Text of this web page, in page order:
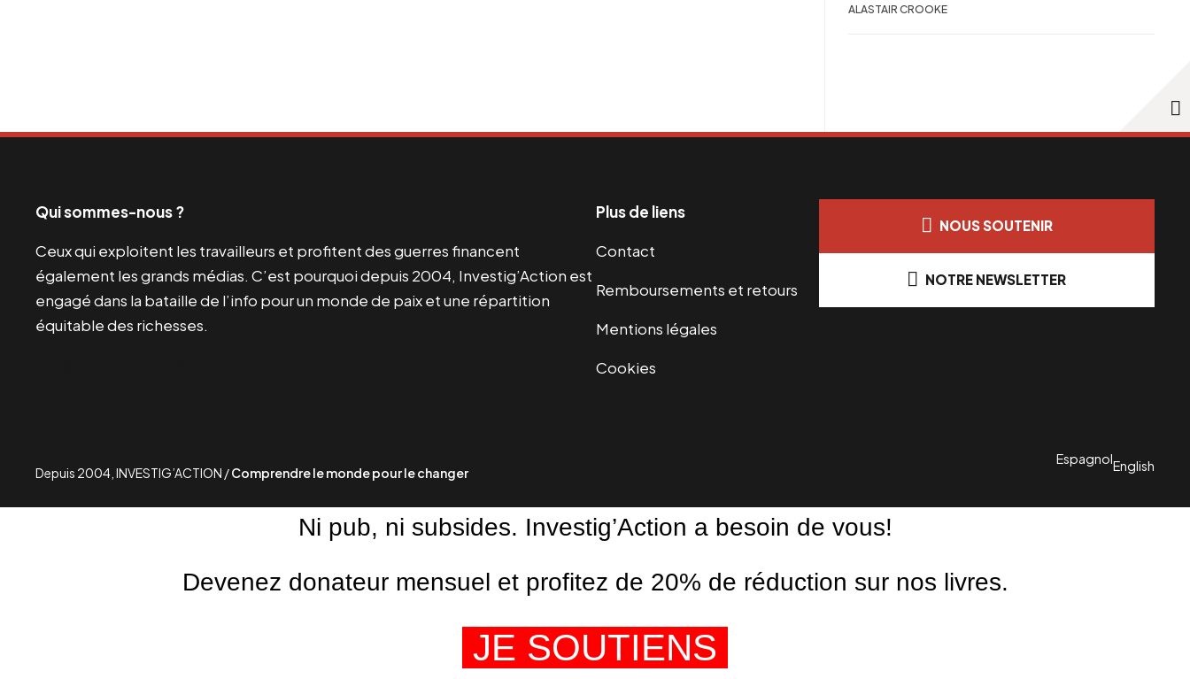
ALASTAIR CROOKE
Qui sommes-nous ?
Ceux qui exploitent les travailleurs et profitent des guerres financent
également les grands médias. C’est pourquoi depuis 2004, Investig’Action est
engagé dans la bataille de l’info pour un monde de paix et une répartition
équitable des richesses.
Plus de liens
Contact
Remboursements et retours
Mentions légales
Cookies
NOUS SOUTENIR
NOTRE NEWSLETTER
Depuis 2004, INVESTIG’ACTION /Comprendre le monde pour le changer
EspagnolEnglish
Ni pub, ni subsides. Investig’Action a besoin de vous!
Devenez donateur mensuel et profitez de 20% de réduction sur nos livres.
JE SOUTIENS